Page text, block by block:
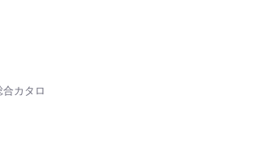
カタロ